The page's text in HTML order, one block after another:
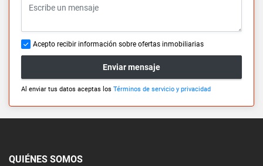
Acepto recibir información sobre ofertas inmobiliarias
Enviar mensaje
Al enviar tus datos aceptas los Términos de servicio y privacidad
QUIÉNES SOMOS